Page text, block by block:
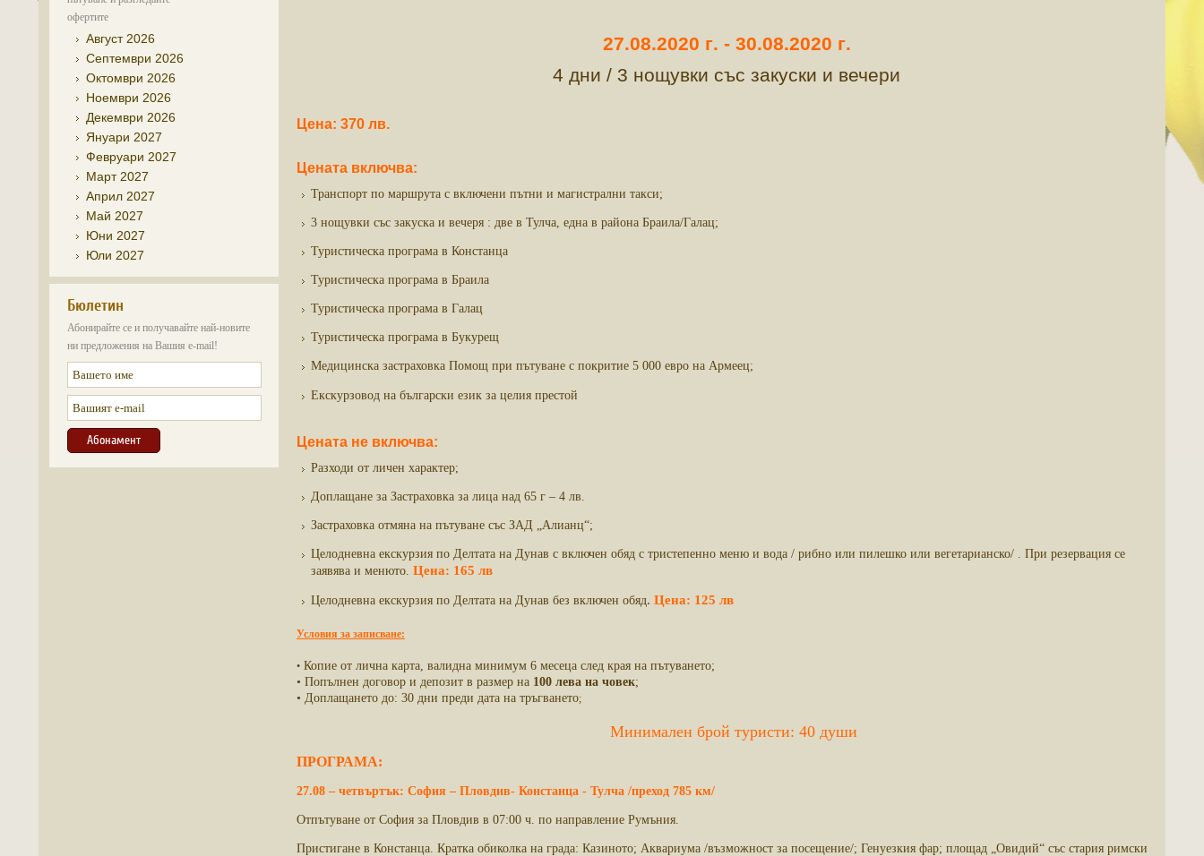
офертите
Август 2026
Септември 2026
Октомври 2026
Ноември 2026
Декември 2026
Януари 2027
Февруари 2027
Март 2027
Април 2027
Май 2027
Юни 2027
Юли 2027
Бюлетин
Абонирайте се и получавайте най-новите
ни предложения на Вашия e-mail!
27.08.2020 г. - 30.08.2020 г.
4 дни / 3 нощувки със закуски и вечери
Цена: 370 лв.
Цената включва:
Транспорт по маршрута с включени пътни и магистрални такси;
3 нощувки със закуска и вечеря : две в Тулча, една в района Браила/Галац;
Туристическа програма в Констанца
Туристическа програма в Браила
Туристическа програма в Галац
Туристическа програма в Букурещ
Медицинска застраховка Помощ при пътуване с покритие 5 000 евро на Армеец;
Екскурзовод на български език за целия престой
Цената не включва:
Разходи от личен характер;
Доплащане за Застраховка за лица над 65 г – 4 лв.
Застраховка отмяна на пътуване със ЗАД „Алианц“;
Целодневна екскурзия по Делтата на Дунав с включен обяд с тристепенно меню и вода / рибно или пилешко или вегетарианско/ . При резервация се
заявява и менюто. Цена: 165 лв
Целодневна екскурзия по Делтата на Дунав без включен обяд. Цена: 125 лв
Условия за записване:
• Копие от лична карта, валидна минимум 6 месеца след края на пътуването;
• Попълнен договор и депозит в размер на 100 лева на човек;
• Доплащането до: 30 дни преди дата на тръгването;
Минимален брой туристи: 40 души
ПРОГРАМА:
27.08 – четвъртък: София – Пловдив- Констанца - Тулча /преход 785 км/
Отпътуване от София за Пловдив в 07:00 ч. по направление Румъния.
Пристигане в Констанца. Кратка обиколка на града: Казиното; Аквариума /възможност за посещение/; Генуeзкия фар; площад „Овидий“ със стария римски